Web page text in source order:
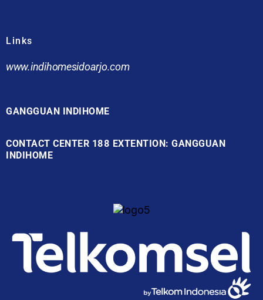
Links
www.indihomesidoarjo.com
GANGGUAN INDIHOME
CONTACT CENTER 188 EXTENTION: GANGGUAN
INDIHOME